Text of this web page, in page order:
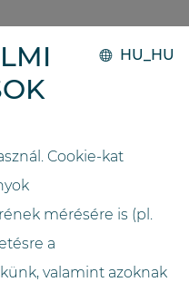
HU_HU
Cookie-kat
mérésére is (pl.
a
valamint azoknak